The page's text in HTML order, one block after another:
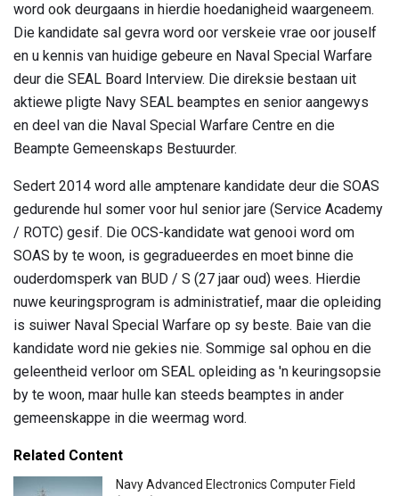
word ook deurgaans in hierdie hoedanigheid waargeneem.
Die kandidate sal gevra word oor verskeie vrae oor jouself
en u kennis van huidige gebeure en Naval Special Warfare
deur die SEAL Board Interview. Die direksie bestaan ​​uit
aktiewe pligte Navy SEAL beamptes en senior aangewys
en deel van die Naval Special Warfare Centre en die
Beampte Gemeenskaps Bestuurder.
Sedert 2014 word alle amptenare kandidate deur die SOAS
gedurende hul somer voor hul senior jare (Service Academy
/ ROTC) gesif. Die OCS-kandidate wat genooi word om
SOAS by te woon, is gegradueerdes en moet binne die
ouderdomsperk van BUD / S (27 jaar oud) wees. Hierdie
nuwe keuringsprogram is administratief, maar die opleiding
is suiwer Naval Special Warfare op sy beste. Baie van die
kandidate word nie gekies nie. Sommige sal ophou en die
geleentheid verloor om SEAL opleiding as 'n keuringsopsie
by te woon, maar hulle kan steeds beamptes in ander
gemeenskappe in die weermag word.
Related Content
Navy Advanced Electronics Computer Field